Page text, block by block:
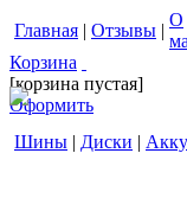
Главная | Отзывы |
О
Корзина
[корзина пустая]
Оформить
Шины | Диски |